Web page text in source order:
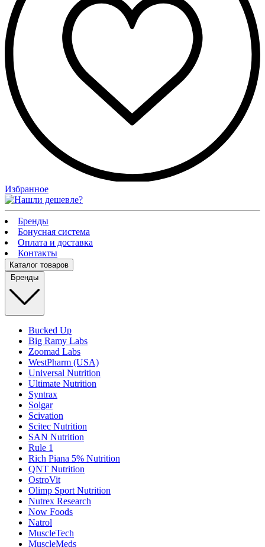
Избранное
Бренды
Бонусная система
Оплата и доставка
Контакты
Каталог товаров
Бренды
Bucked Up
Big Ramy Labs
Zoomad Labs
WestPharm (USA)
Universal Nutrition
Ultimate Nutrition
Syntrax
Solgar
Scivation
Scitec Nutrition
SAN Nutrition
Rule 1
Rich Piana 5% Nutrition
QNT Nutrition
OstroVit
Olimp Sport Nutrition
Nutrex Research
Now Foods
Natrol
MuscleTech
MuscleMeds